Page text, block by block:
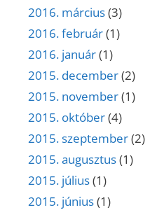
2016. március(3)
2016. február(1)
2016. január(1)
2015. december(2)
2015. november(1)
2015. október(4)
2015. szeptember(2)
2015. augusztus(1)
2015. július(1)
2015. június(1)